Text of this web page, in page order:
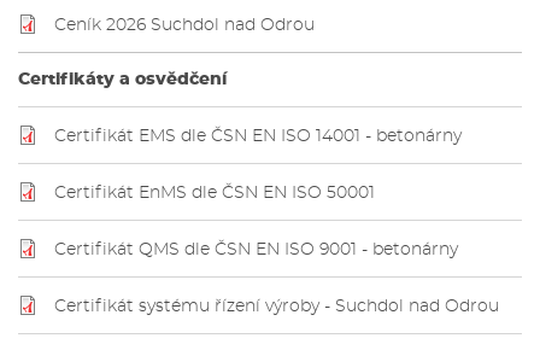
Ceník 2026 Suchdol nad Odrou
Certifikáty a osvědčení
Certifikát EMS dle ČSN EN ISO 14001 - betonárny
Certifikát EnMS dle ČSN EN ISO 50001
Certifikát QMS dle ČSN EN ISO 9001 - betonárny
Certifikát systému řízení výroby - Suchdol nad Odrou